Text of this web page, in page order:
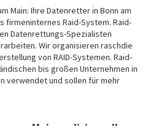
Main: Ihre Datenretter in Bonn am
firmeninternes Raid-System. Raid-
Datenrettungs-Spezialisten
Wir organisieren raschdie
von RAID-Systemen. Raid-
bis großen Unternehmen in
verwendet und sollen für mehr
am Main realisieren Ihr